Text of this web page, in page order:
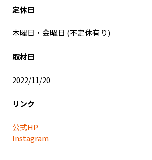
記事ライター
会社概要
定休日
木曜日・金曜日 (不定休有り)
取材日
2022/11/20
リンク
公式HP
Instagram